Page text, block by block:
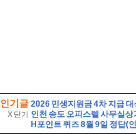
인기글
X 닫기